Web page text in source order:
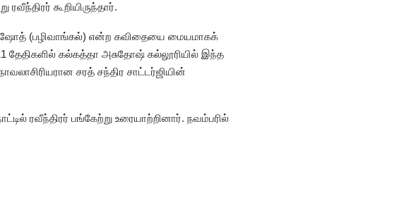
கூறியிருந்தார்.
(பழிவாங்கல்) என்ற கவிதையை மையமாகக்
தேதிகளில் கல்கத்தா அசுதோஷ் கல்லூரியில் இந்த
சரத் சந்திர சாட்டர்ஜியின்
ரவீந்திரர் பங்கேற்று உரையாற்றினார். நவம்பரில்